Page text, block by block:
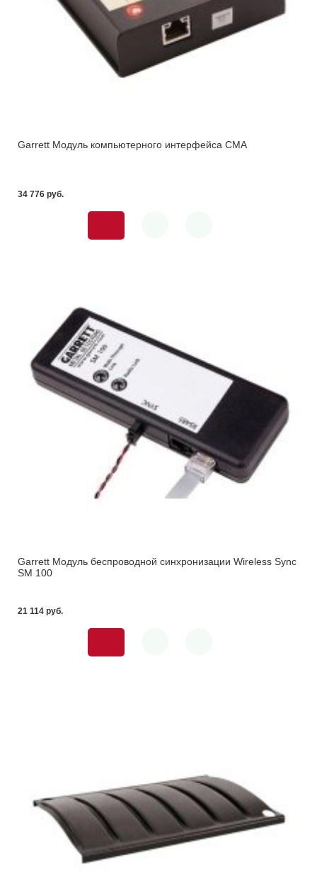
Garrett Модуль компьютерного интерфейса CMA
34 776 pуб.
Garrett Модуль беспроводной синхронизации Wireless Sync
SM 100
21 114 pуб.